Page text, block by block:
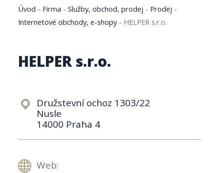
Úvod - Firma -Služby, obchod, prodej - Prodej -
Internetové obchody, e-shopy- HELPER s.r.o.
HELPER s.r.o.
Družstevní ochoz 1303/22
Nusle
14000 Praha 4
Web: